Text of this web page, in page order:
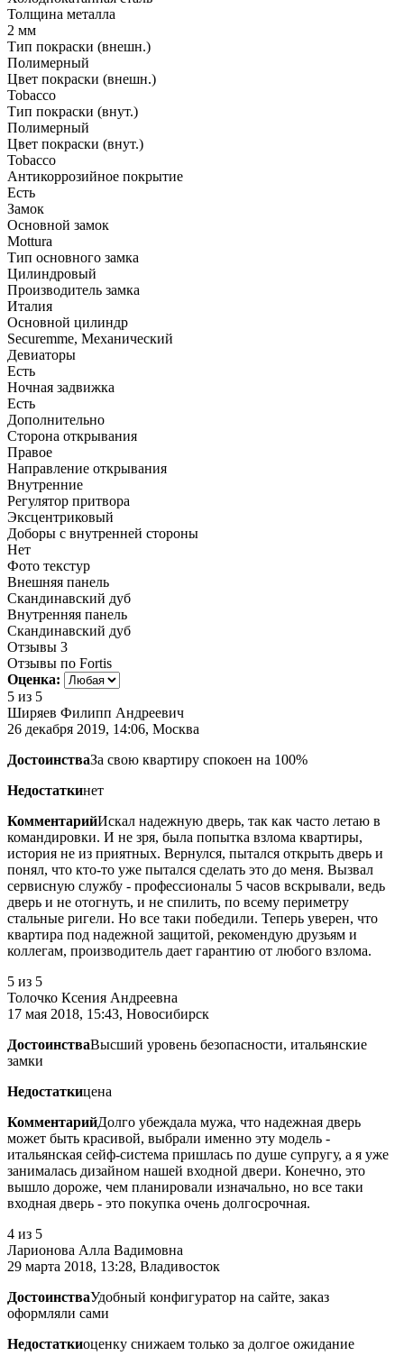
Толщина металла
2 мм
Тип покраски (внешн.)
Полимерный
Цвет покраски (внешн.)
Tobacco
Тип покраски (внут.)
Полимерный
Цвет покраски (внут.)
Tobacco
Антикоррозийное покрытие
Есть
Замок
Основной замок
Mottura
Тип основного замка
Цилиндровый
Производитель замка
Италия
Основной цилиндр
Securemme, Механический
Девиаторы
Есть
Ночная задвижка
Есть
Дополнительно
Сторона открывания
Правое
Направление открывания
Внутренние
Регулятор притвора
Эксцентриковый
Доборы с внутренней стороны
Нет
Фото текстур
Внешняя панель
Скандинавский дуб
Внутренняя панель
Скандинавский дуб
Отзывы 3
Отзывы по Fortis
Оценка:
5 из 5
Ширяев Филипп Андреевич
26 декабря 2019, 14:06, Москва
ДостоинстваЗа свою квартиру спокоен на 100%
Недостаткинет
КомментарийИскал надежную дверь, так как часто летаю в
командировки. И не зря, была попытка взлома квартиры,
история не из приятных. Вернулся, пытался открыть дверь и
понял, что кто-то уже пытался сделать это до меня. Вызвал
сервисную службу - профессионалы 5 часов вскрывали, ведь
дверь и не отогнуть, и не спилить, по всему периметру
стальные ригели. Но все таки победили. Теперь уверен, что
квартира под надежной защитой, рекомендую друзьям и
коллегам, производитель дает гарантию от любого взлома.
5 из 5
Толочко Ксения Андреевна
17 мая 2018, 15:43, Новосибирск
ДостоинстваВысший уровень безопасности, итальянские
замки
Недостаткицена
КомментарийДолго убеждала мужа, что надежная дверь
может быть красивой, выбрали именно эту модель -
итальянская сейф-система пришлась по душе супругу, а я уже
занималась дизайном нашей входной двери. Конечно, это
вышло дороже, чем планировали изначально, но все таки
входная дверь - это покупка очень долгосрочная.
4 из 5
Ларионова Алла Вадимовна
29 марта 2018, 13:28, Владивосток
ДостоинстваУдобный конфигуратор на сайте, заказ
оформляли сами
Недостаткиоценку снижаем только за долгое ожидание